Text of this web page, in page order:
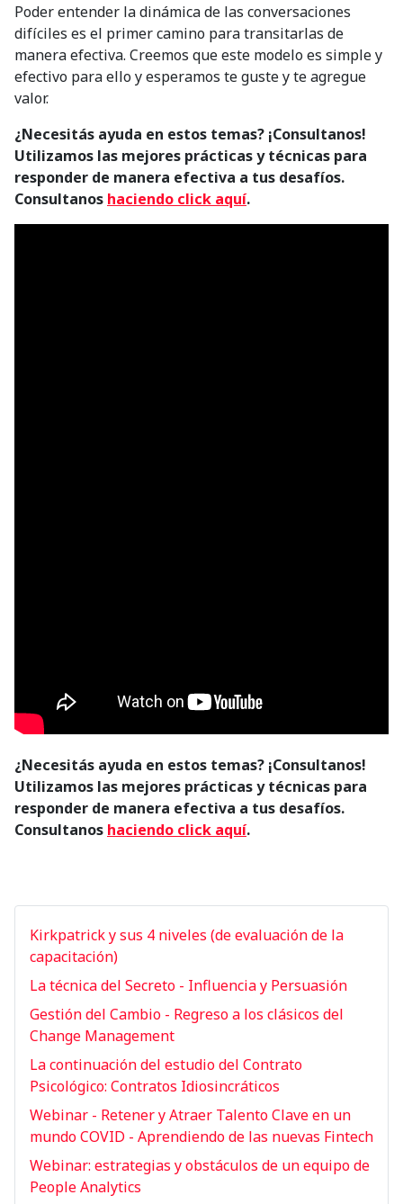
Poder entender la dinámica de las conversaciones
difíciles es el primer camino para transitarlas de
manera efectiva. Creemos que este modelo es simple y
efectivo para ello y esperamos te guste y te agregue
valor.
¿Necesitás ayuda en estos temas? ¡Consultanos!
Utilizamos las mejores prácticas y técnicas para
responder de manera efectiva a tus desafíos.
Consultanos haciendo click aquí.
¿Necesitás ayuda en estos temas? ¡Consultanos!
Utilizamos las mejores prácticas y técnicas para
responder de manera efectiva a tus desafíos.
Consultanos haciendo click aquí.
Kirkpatrick y sus 4 niveles (de evaluación de la
capacitación)
La técnica del Secreto - Influencia y Persuasión
Gestión del Cambio - Regreso a los clásicos del
Change Management
La continuación del estudio del Contrato
Psicológico: Contratos Idiosincráticos
Webinar - Retener y Atraer Talento Clave en un
mundo COVID - Aprendiendo de las nuevas Fintech
Webinar: estrategias y obstáculos de un equipo de
People Analytics